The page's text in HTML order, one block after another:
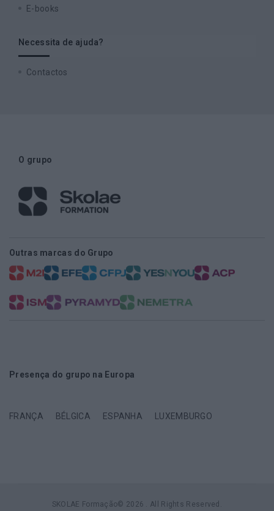
E-books
Necessita de ajuda?
Contactos
O grupo
Outras marcas do Grupo
Presença do grupo na Europa
FRANÇA BÉLGICA ESPANHA LUXEMBURGO
SKOLAE Formação© 2026 . All Rights Reserved.